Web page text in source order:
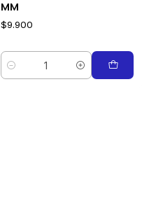
MM
$9.900
Cantidad